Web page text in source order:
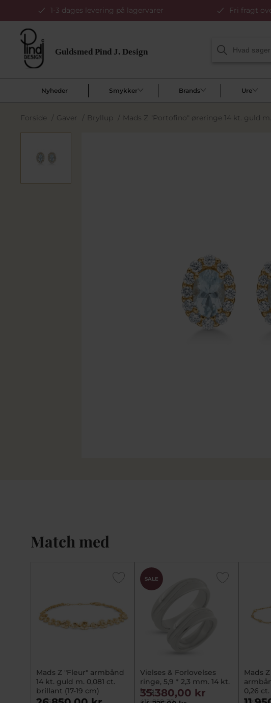
1-3 dages levering på lagervarer Fri fragt
Nyheder Smykker Brands Ure
Forside / Gaver / Bryllup / Mads Z "Portofino" øreringe 14 kt. guld
Match med
Mads Z "Fleur" armbånd
14 kt. guld m. 0,081 ct.
brillant (17-19 cm)
mz1551108
SALE
Vielses & Forlovelses
ringe, 5,9 * 2,3 mm. 14 kt.
hvg.
415-050-20
35.380,00 kr
Mads
0,26